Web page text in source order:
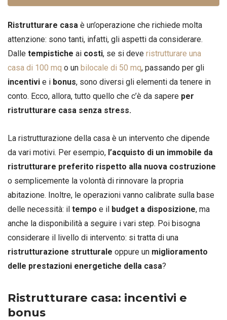
Ristrutturare casa è un’operazione che richiede molta
attenzione: sono tanti, infatti, gli aspetti da considerare.
Dalle tempistiche ai costi, se si deve ristrutturare una
casa di 100 mq o un bilocale di 50 mq, passando per gli
incentivi e i bonus, sono diversi gli elementi da tenere in
conto. Ecco, allora, tutto quello che c’è da sapere per
ristrutturare casa senza stress.
La ristrutturazione della casa è un intervento che dipende
da vari motivi. Per esempio, l’acquisto di un immobile da
ristrutturare preferito rispetto alla nuova costruzione
o semplicemente la volontà di rinnovare la propria
abitazione. Inoltre, le operazioni vanno calibrate sulla base
delle necessità: il tempo e il budget a disposizione, ma
anche la disponibilità a seguire i vari step. Poi bisogna
considerare il livello di intervento: si tratta di una
ristrutturazione strutturale oppure un miglioramento
delle prestazioni energetiche della casa?
Ristrutturare casa: incentivi e
bonus